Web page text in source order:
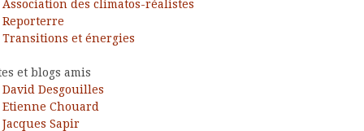
Association des climatos-réalistes
Reporterre
Transitions et énergies
et blogs amis
David Desgouilles
Etienne Chouard
Jacques Sapir